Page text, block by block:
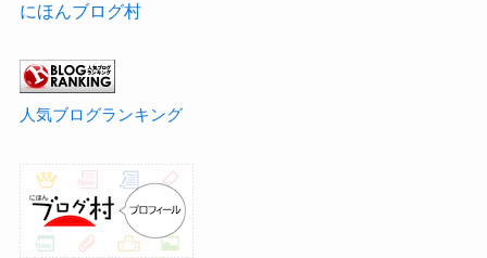
にほんブログ村
人気ブログランキング